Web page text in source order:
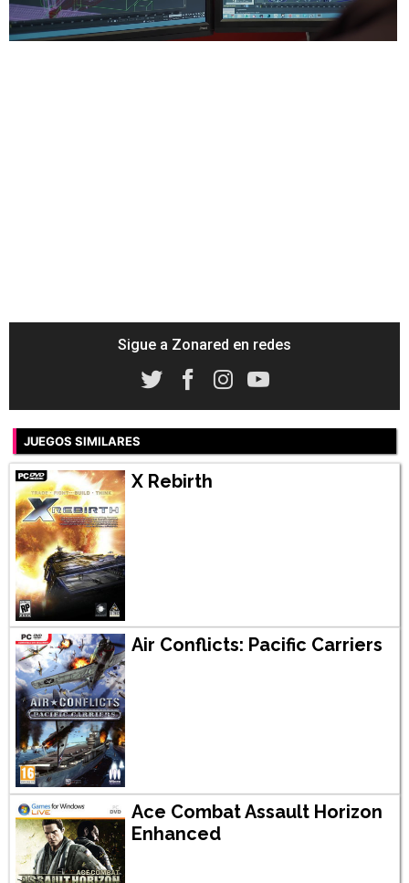
Unmute /
Sigue a Zonared en redes
JUEGOS SIMILARES
X Rebirth
Air Conflicts: Pacific Carriers
Ace Combat Assault Horizon
Enhanced